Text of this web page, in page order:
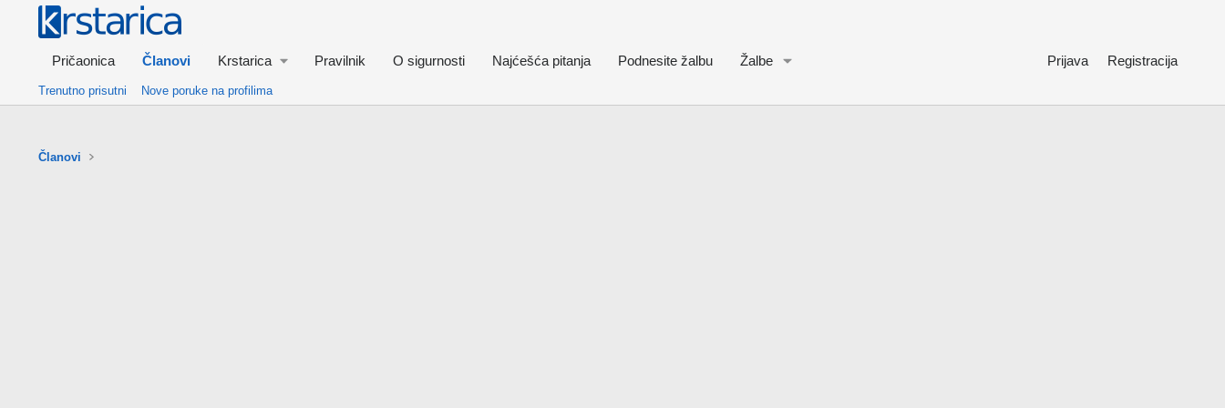
Pričaonica Članovi Krstarica Pravilnik O sigurnosti Najćešća pitanja Podnesite žalbu Žalbe Prijava Registracija
Trenutno prisutni Nove poruke na profilima
Članovi